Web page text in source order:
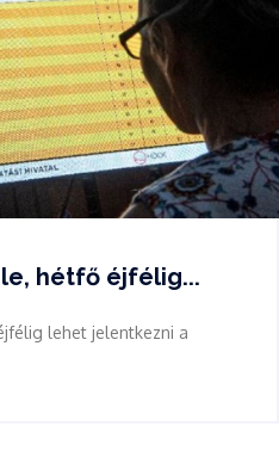
hétfő éjfélig...
lehet jelentkezni a